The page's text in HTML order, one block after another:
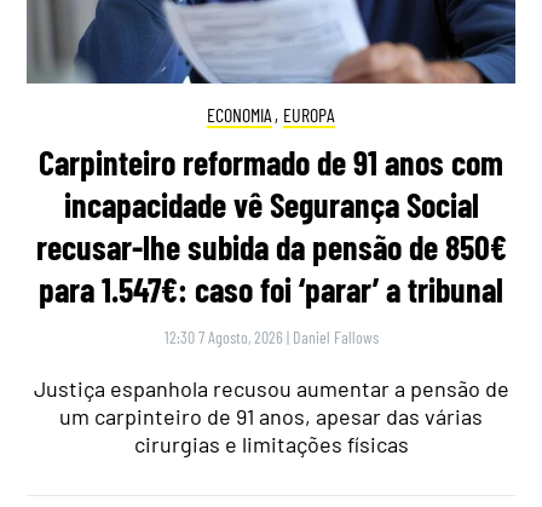
ECONOMIA , EUROPA
Carpinteiro reformado de 91 anos com
incapacidade vê Segurança Social
recusar-lhe subida da pensão de 850€
para 1.547€: caso foi ‘parar’ a tribunal
12:30 7 Agosto, 2026 | Daniel Fallows
Justiça espanhola recusou aumentar a pensão de
um carpinteiro de 91 anos, apesar das várias
cirurgias e limitações físicas